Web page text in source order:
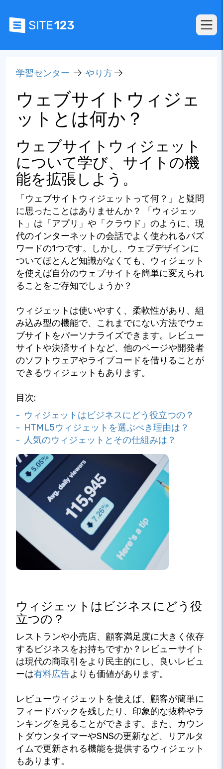
学習センター やり方
ウェブサイトウィジェ
ットとは何か？
ウェブサイトウィジェット
について学び、サイトの機
能を拡張しよう。
「ウェブサイトウィジェットって何？」と疑問
に思ったことはありませんか？ 「ウィジェッ
ト」は「アプリ」や「クラウド」のように、現
代のインターネットの会話でよく使われるバズ
ワードの1つです。しかし、ウェブデザインに
ついてほとんど知識がなくても、ウィジェット
を使えば自分のウェブサイトを簡単に変えられ
ることをご存知でしょうか？
ウィジェットは使いやすく、柔軟性があり、組
み込み型の機能で、これまでにない方法でウェ
ブサイトをパーソナライズできます。レビュー
サイトや決済サイトなど、他のページや開発者
のソフトウェアやライブコードを借りることが
できるウィジェットもあります。
目次:
- ウィジェットはビジネスにどう役立つの？
- HTML5ウィジェットを選ぶべき理由は？
- 人気のウィジェットとその仕組みは？
ウィジェットはビジネスにどう役
立つの？
レストランや小売店、顧客満足度に大きく依存
するビジネスをお持ちですか？レビューサイト
は現代の商取引をより民主的にし、良いレビュ
ーは有料広告よりも価値があります。
レビューウィジェットを使えば、顧客が簡単に
フィードバックを残したり、印象的な抜粋やラ
ンキングを見ることができます。また、カウン
トダウンタイマーやSNSの更新など、リアルタ
イムで更新される機能を提供するウィジェット
もあります。